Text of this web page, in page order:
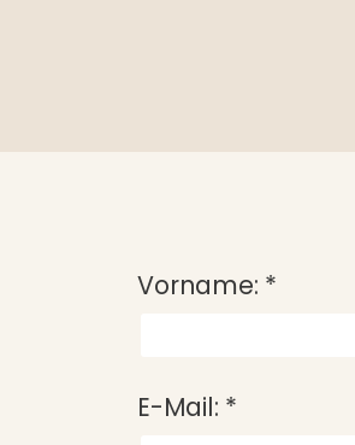
Vorname: *
E-Mail: *